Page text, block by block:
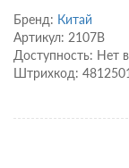
Бренд: Китай
Артикул: 2107B
Доступность: Нет
Штрихкод: